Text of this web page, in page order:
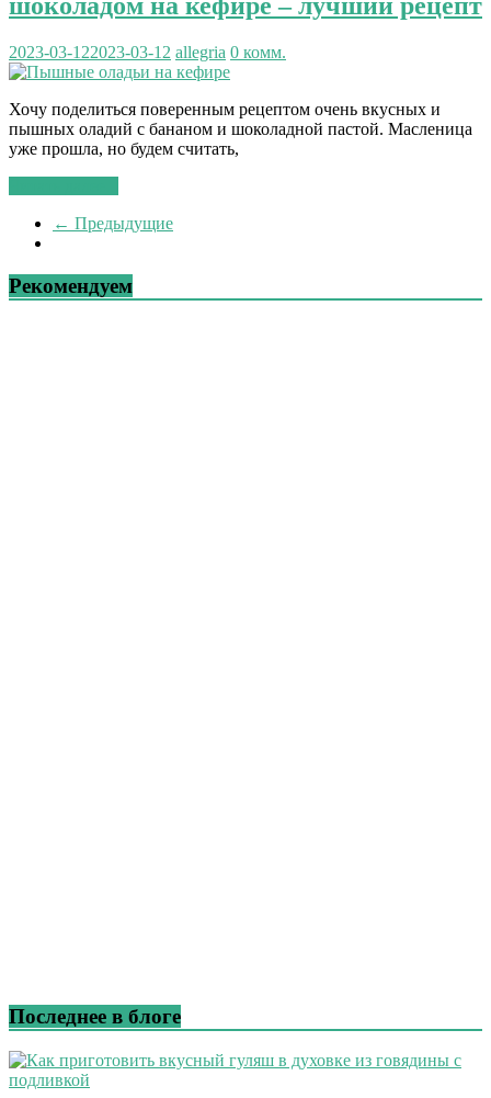
шоколадом на кефире – лучший рецепт
2023-03-122023-03-12 allegria 0 комм.
Хочу поделиться поверенным рецептом очень вкусных и
пышных оладий с бананом и шоколадной пастой. Масленица
уже прошла, но будем считать,
← Предыдущие
Рекомендуем
Последнее в блоге